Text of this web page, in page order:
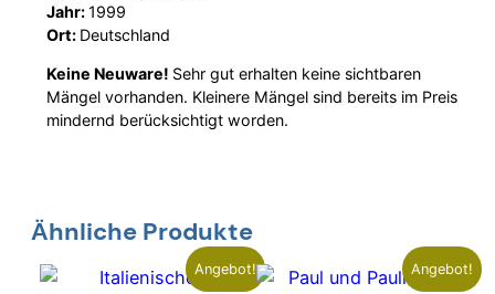
Jahr:1999
Ort: Deutschland
Keine Neuware! Sehr gut erhalten keine sichtbaren
Mängel vorhanden. Kleinere Mängel sind bereits im Preis
mindernd berücksichtigt worden.
Ähnliche Produkte
Angebot! Angebot!